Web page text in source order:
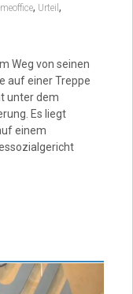
, Urteil ,
Weg von seinen
auf einer Treppe
unter dem
Es liegt
einem